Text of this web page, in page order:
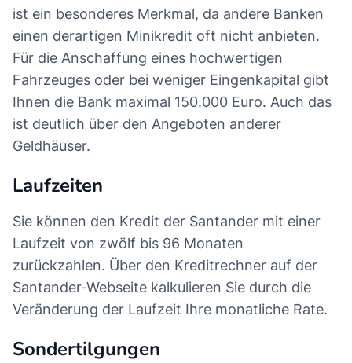
ist ein besonderes Merkmal, da andere Banken
einen derartigen Minikredit oft nicht anbieten.
Für die Anschaffung eines hochwertigen
Fahrzeuges oder bei weniger Eingenkapital gibt
Ihnen die Bank maximal 150.000 Euro. Auch das
ist deutlich über den Angeboten anderer
Geldhäuser.
Laufzeiten
Sie können den Kredit der Santander mit einer
Laufzeit von zwölf bis 96 Monaten
zurückzahlen. Über den Kreditrechner auf der
Santander-Webseite kalkulieren Sie durch die
Veränderung der Laufzeit Ihre monatliche Rate.
Sondertilgungen